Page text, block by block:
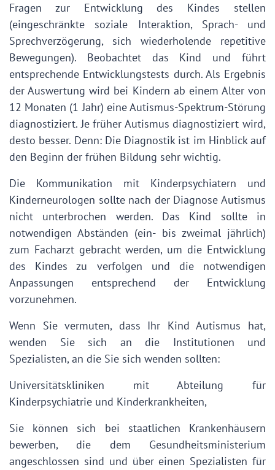
Fragen zur Entwicklung des Kindes stellen
(eingeschränkte soziale Interaktion, Sprach- und
Sprechverzögerung, sich wiederholende repetitive
Bewegungen). Beobachtet das Kind und führt
entsprechende Entwicklungstests durch. Als Ergebnis
der Auswertung wird bei Kindern ab einem Alter von
12 Monaten (1 Jahr) eine Autismus-Spektrum-Störung
diagnostiziert. Je früher Autismus diagnostiziert wird,
desto besser. Denn: Die Diagnostik ist im Hinblick auf
den Beginn der frühen Bildung sehr wichtig.
Die Kommunikation mit Kinderpsychiatern und
Kinderneurologen sollte nach der Diagnose Autismus
nicht unterbrochen werden. Das Kind sollte in
notwendigen Abständen (ein- bis zweimal jährlich)
zum Facharzt gebracht werden, um die Entwicklung
des Kindes zu verfolgen und die notwendigen
Anpassungen entsprechend der Entwicklung
vorzunehmen.
Wenn Sie vermuten, dass Ihr Kind Autismus hat,
wenden Sie sich an die Institutionen und
Spezialisten, an die Sie sich wenden sollten:
Universitätskliniken mit Abteilung für
Kinderpsychiatrie und Kinderkrankheiten,
Sie können sich bei staatlichen Krankenhäusern
bewerben, die dem Gesundheitsministerium
angeschlossen sind und über einen Spezialisten für